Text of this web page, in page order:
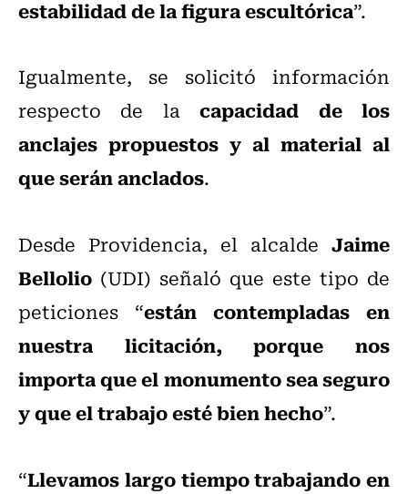
estabilidad de la figura escultórica”.
Igualmente, se solicitó información
respecto de lacapacidad de los
anclajes propuestos y al material al
que serán anclados.
Desde Providencia, el alcalde Jaime
Bellolio (UDI) señaló que este tipo de
peticiones “están contempladas en
nuestra licitación, porque nos
importa que el monumento sea seguro
y que el trabajo esté bien hecho”.
“Llevamos largo tiempo trabajando en